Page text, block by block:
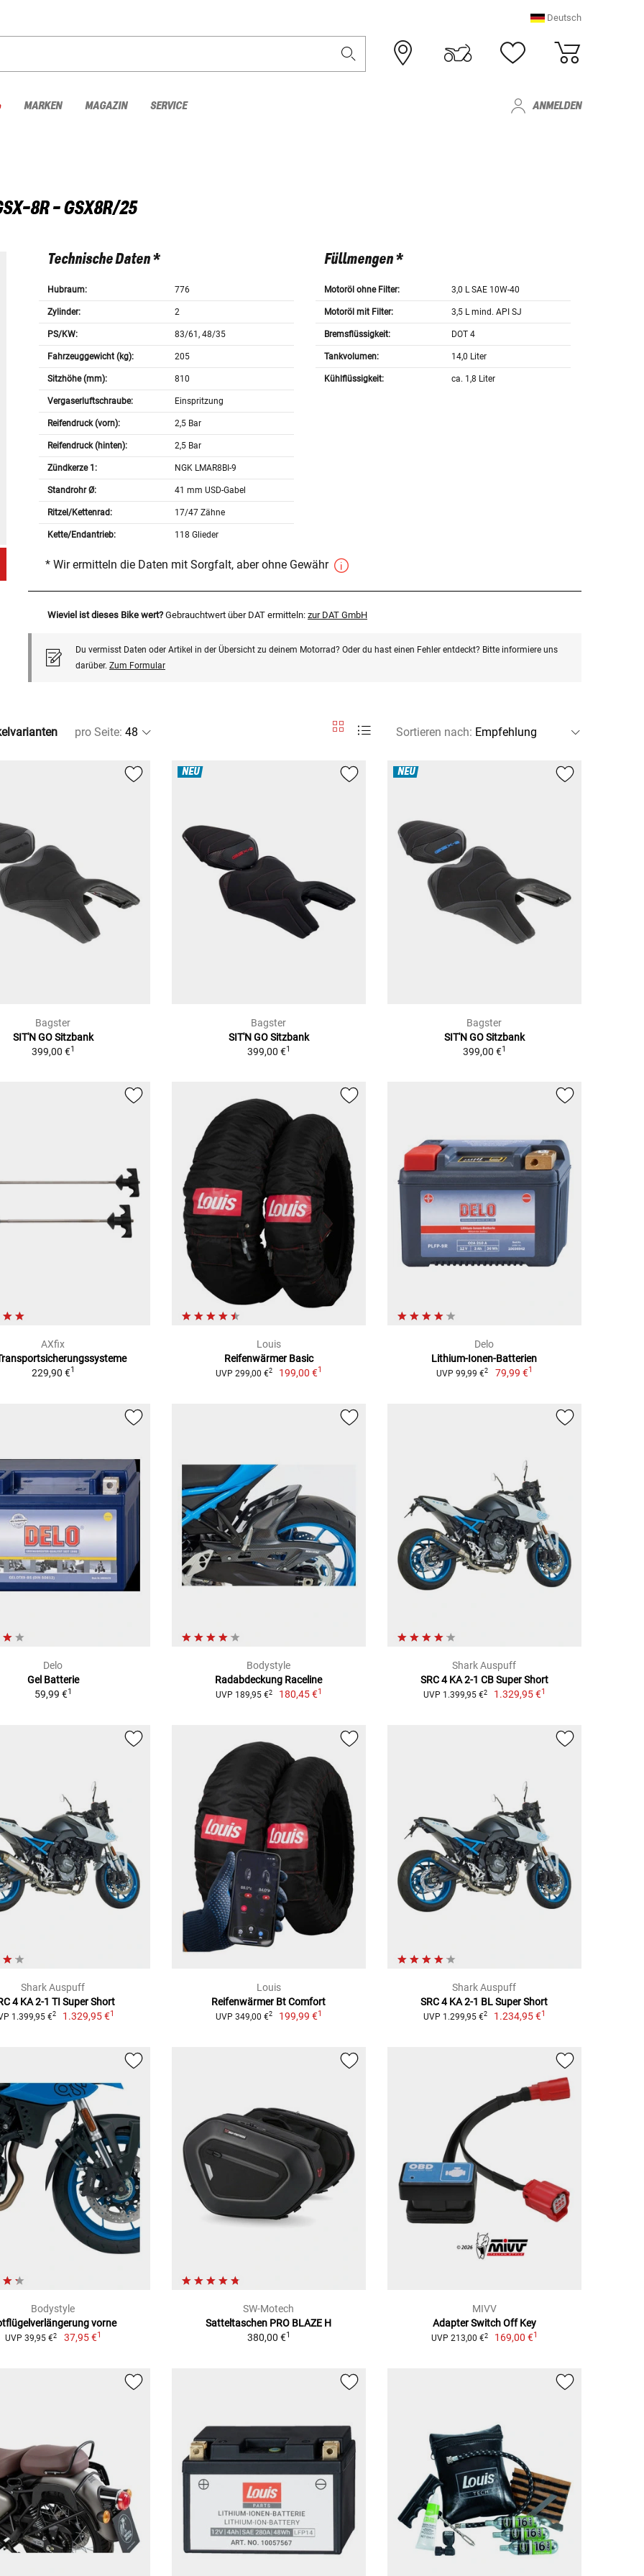
Deutsch
MARKEN MAGAZIN SERVICE ANMELDEN
8R - GSX8R/25
Technische Daten *
Hubraum: 776
Zylinder: 2
PS/KW: 83/61, 48/35
Fahrzeuggewicht (kg): 205
Sitzhöhe (mm): 810
Vergaserluftschraube: Einspritzung
Reifendruck (vorn): 2,5 Bar
Reifendruck (hinten): 2,5 Bar
Zündkerze 1: NGK LMAR8BI-9
Standrohr Ø: 41 mm USD-Gabel
Ritzel/Kettenrad: 17/47 Zähne
Kette/Endantrieb: 118 Glieder
Füllmengen *
Motoröl ohne Filter: 3,0 L SAE 10W-40
Motoröl mit Filter: 3,5 L mind. API SJ
Bremsflüssigkeit: DOT 4
Tankvolumen: 14,0 Liter
Kühlflüssigkeit: ca. 1,8 Liter
* Wir ermitteln die Daten mit Sorgfalt, aber ohne Gewähr
Wieviel ist dieses Bike wert? Gebrauchtwert über DAT ermitteln: zur DAT GmbH
Du vermisst Daten oder Artikel in der Übersicht zu deinem Motorrad? Oder du hast einen Fehler entdeckt? Bitte informiere uns
darüber. Zum Formular
pro Seite: Sortieren nach:
Bagster
SIT'N GO Sitzbank
399,00 €1
NEU
Bagster
SIT'N GO Sitzbank
399,00 €1
NEU
Bagster
SIT'N GO Sitzbank
399,00 €1
AXfix
229,90 €1
Louis
Reifenwärmer Basic
UVP 299,00 €2 199,00 €1
Delo
Lithium-Ionen-Batterien
UVP 99,99 €2 79,99 €1
Delo
Gel Batterie
59,99 €1
Bodystyle
Radabdeckung Raceline
UVP 189,95 €2 180,45 €1
Shark Auspuff
SRC 4 KA 2-1 CB Super Short
UVP 1.399,95 €2 1.329,95 €1
Shark Auspuff
4 KA 2-1 TI Super Short
1.399,95 €2 1.329,95 €1
Louis
Reifenwärmer Bt Comfort
UVP 349,00 €2 199,99 €1
Shark Auspuff
SRC 4 KA 2-1 BL Super Short
UVP 1.299,95 €2 1.234,95 €1
Bodystyle
vorne
UVP 39,95 €2 37,95 €1
SW-Motech
Satteltaschen PRO BLAZE H
380,00 €1
MIVV
Adapter Switch Off Key
UVP 213,00 €2 169,00 €1